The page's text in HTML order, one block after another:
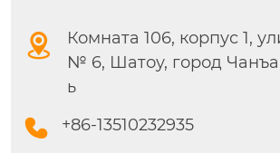

Комната 106, корпус 1,
№ 6, Шатоу, город
ь
 +86-13510232935